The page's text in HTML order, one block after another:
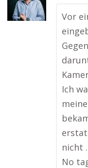
Vor
Ich
nicht
No